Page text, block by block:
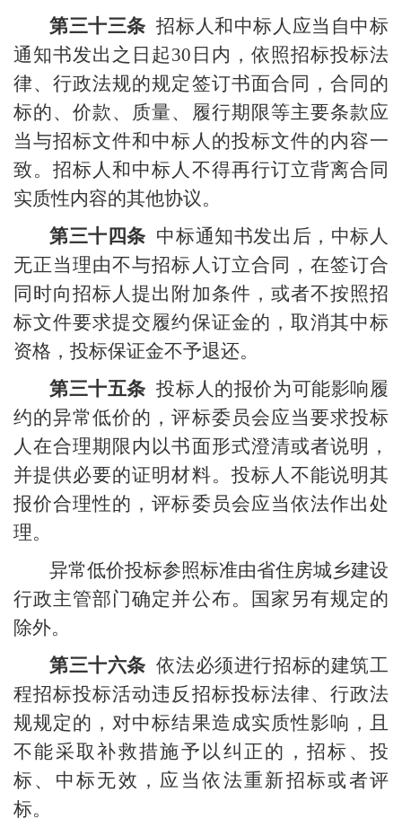
第三十三条 招标人和中标人应当自中标
通知书发出之日起30 日内，依照招标投标法
律、行政法规的规定签订书面合同，合同的
标的、价款、质量、履行期限等主要条款应
当与招标文件和中标人的投标文件的内容一
致。招标人和中标人不得再行订立背离合同
实质性内容的其他协议。
第三十四条 中标通知书发出后，中标人
无正当理由不与招标人订立合同，在签订合
同时向招标人提出附加条件，或者不按照招
标文件要求提交履约保证金的，取消其中标
资格，投标保证金不予退还。
第三十五条 投标人的报价为可能影响履
约的异常低价的，评标委员会应当要求投标
人在合理期限内以书面形式澄清或者说明，
并提供必要的证明材料。投标人不能说明其
报价合理性的，评标委员会应当依法作出处
理。
异常低价投标参照标准由省住房城乡建设
行政主管部门确定并公布。国家另有规定的
除外。
第三十六条 依法必须进行招标的建筑工
程招标投标活动违反招标投标法律、行政法
规规定的，对中标结果造成实质性影响，且
不能采取补救措施予以纠正的，招标、投
标、中标无效，应当依法重新招标或者评
标。